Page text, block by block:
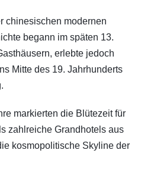
chinesischen modernen
begann im späten 13.
erlebte jedoch
Mitte des 19. Jahrhunderts
markierten die Blütezeit für
zahlreiche Grandhotels aus
kosmopolitische Skyline der